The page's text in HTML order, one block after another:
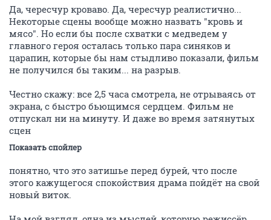
Да, чересчур кроваво. Да, чересчур реалистично...
Некоторые сцены вообще можно назвать "кровь и
мясо". Но если бы после схватки с медведем у
главного героя осталась только пара синяков и
царапин, которые бы нам стыдливо показали, фильм
не получился бы таким... на разрыв.
Честно скажу: все 2,5 часа смотрела, не отрываясь от
экрана, с быстро бьющимся сердцем. Фильм не
отпускал ни на минуту. И даже во время затянутых
сцен
Показать спойлер
понятно, что это затишье перед бурей, что после
этого кажущегося спокойствия драма пойдёт на свой
новый виток.